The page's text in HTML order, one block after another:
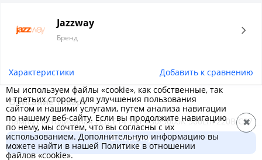
Jazzway
Бренд
Характеристики Добавить к сравнению
Описание товара
Лампа светодиодная LED E14 7Вт 730/3000K 560Lm 220В C37
мат. Jazzway обладает широким углом рассеивания света –
220 градусов. При мощности 7 ватт источник света
В корзину
105 ₽
Мы используем файлы «cookie», как собственные, так
и третьих сторон, для улучшения пользования
сайтом и нашими услугами, путем анализа навигации
по нашему веб-сайту. Если вы продолжите навигацию
по нему, мы сочтем, что вы согласны с их
использованием. Дополнительную информацию вы
можете найти в нашей Политике в отношении
файлов «cookie».
✖